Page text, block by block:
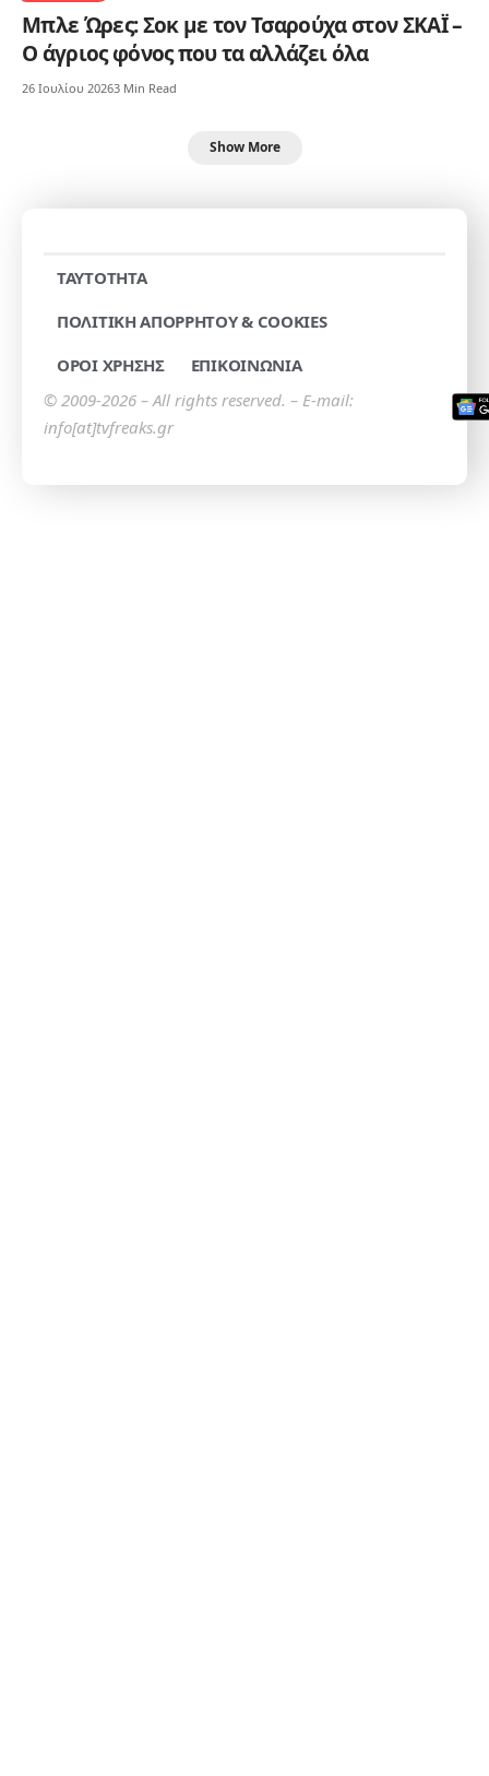
Μπλε Ώρες: Σοκ με τον Τσαρούχα στον ΣΚΑΪ –
Ο άγριος φόνος που τα αλλάζει όλα
26 Ιουλίου 20263 Min Read
Show More
TAYTOTHTA
ΠΟΛΙΤΙΚΗ ΑΠΟΡΡΗΤΟΥ & COOKIES
ΟΡΟΙ ΧΡΗΣΗΣ
ΕΠΙΚΟΙΝΩΝΙΑ
© 2009-2026 – All rights reserved. – E-mail:
info[at]tvfreaks.gr